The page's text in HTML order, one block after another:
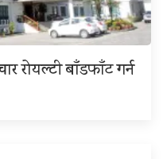
रोयल्टी बाँडफाँट गर्न